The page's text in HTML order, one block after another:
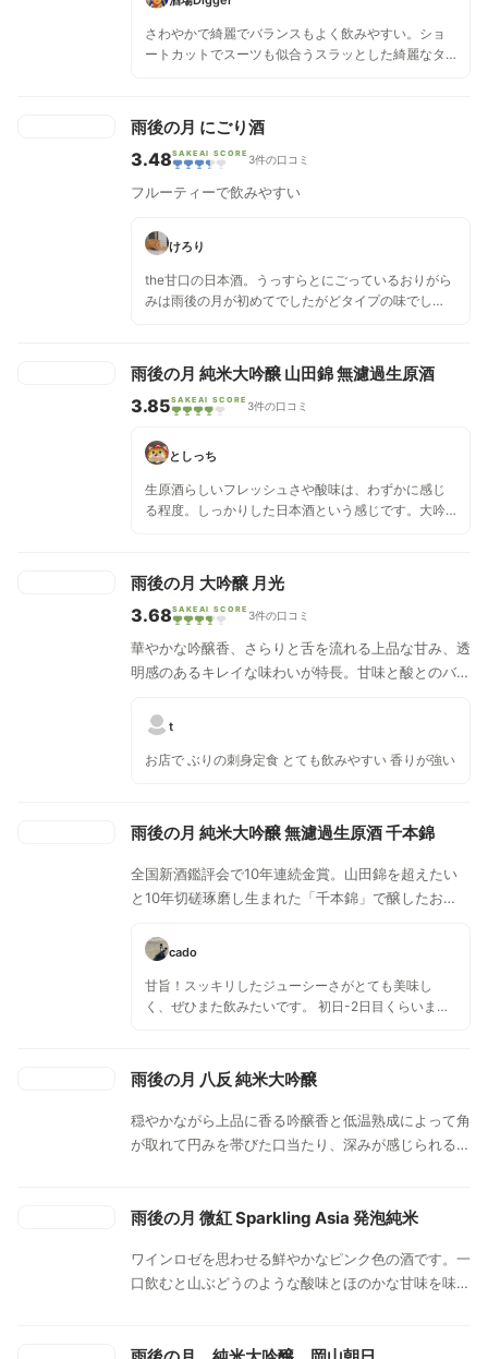
お酒はきちんと受け止めてくれる。
さわやかで綺麗でバランスもよく飲みやすい。ショ
ートカットでスーツも似合うスラッとした綺麗なタ
雨後の月 にごり酒
3.48SAKEAI SCORE 3件の口コミ
フルーティーで飲みやすい
けろり
the甘口の日本酒。うっすらとにごっているおりがら
みは雨後の月が初めてでしたがどタイプの味でし
た。甘くておつまみには合わないのでお腹が満たさ
れた後に飲みたいです。
雨後の月 純米大吟醸 山田錦 無濾過生原酒
3.85SAKEAI SCORE 3件の口コミ
としっち
生原酒らしいフレッシュさや酸味は、わずかに感じ
る程度。しっかりした日本酒という感じです。大吟
雨後の月 大吟醸 月光
3.68SAKEAI SCORE 3件の口コミ
華やかな吟醸香、さらりと舌を流れる上品な甘み、透
明感のあるキレイな味わいが特長。甘味と酸とのバラ
ープな一本。
t
お店で ぶりの刺身定食 とても飲みやすい 香りが強い
雨後の月 純米大吟醸 無濾過生原酒 千本錦
全国新酒鑑評会で10年連続金賞。山田錦を超えたい
と10年切磋琢磨し生まれた「千本錦」で醸したお
る白ブドウのような味わいが特長。
cado
甘旨！スッキリしたジューシーさがとても美味し
く、ぜひまた飲みたいです。 初日-2日目くらいまで
雨後の月 八反 純米大吟醸
穏やかながら上品に香る吟醸香と低温熟成によって角
が取れて円みを帯びた口当たり、深みが感じられる。
雨後の月 微紅 Sparkling Asia 発泡純米
ワインロゼを思わせる鮮やかなピンク色の酒です。一
口飲むと山ぶどうのような酸味とほのかな甘味を味わ